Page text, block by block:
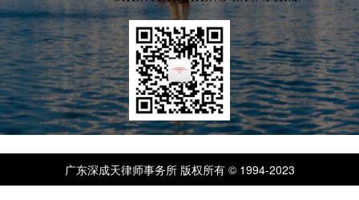
广东深成天律师事务所 版权所有 © 1994-2023